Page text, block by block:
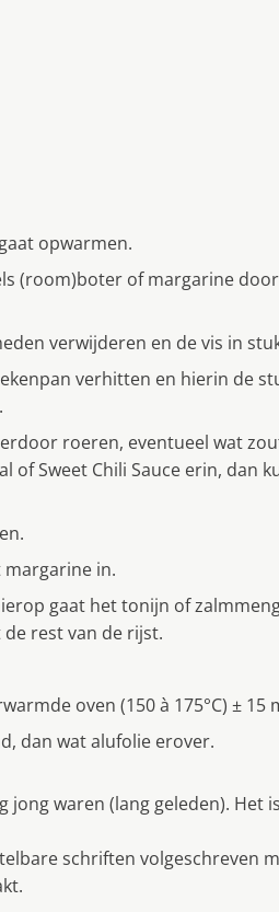
opwarmen.
(room)boter of margarine
verwijderen en de vis in
verhitten en hierin de
roeren, eventueel wat
Sweet Chili Sauce erin, dan
in.
gaat het tonijn of
rest van de rijst.
oven (150 à 175°C) ± 15
dan wat alufolie erover.
waren (lang geleden). Het
schriften volgeschreven